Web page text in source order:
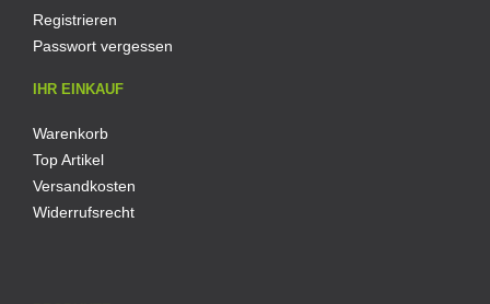
Registrieren
Passwort vergessen
IHR EINKAUF
Warenkorb
Top Artikel
Versandkosten
Widerrufsrecht